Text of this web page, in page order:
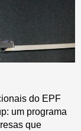
do EPF
um programa
que